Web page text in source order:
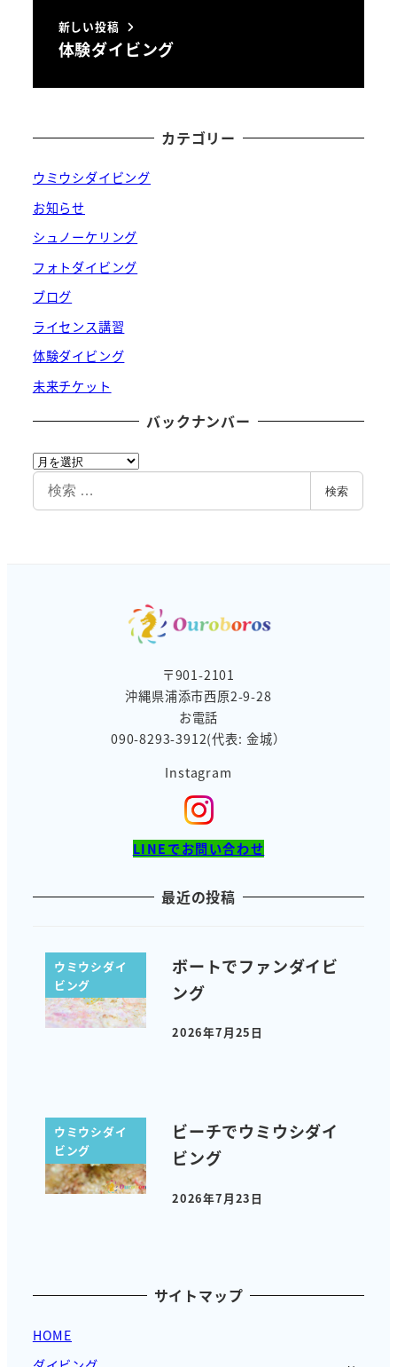
新しい投稿
体験ダイビング
カテゴリー
ウミウシダイビング
お知らせ
シュノーケリング
フォトダイビング
ブログ
ライセンス講習
体験ダイビング
未来チケット
バックナンバー
バ
ク索
検索
〒901-2101
沖縄県浦添市西原2-9-28
お電話
090-8293-3912(代表: 金城）
Instagram
LINEでお問い合わせ
最近の投稿
ウミウシダイ
ビング
ボートでファンダイビ
ング
投稿日
2026年7月25日
ウミウシダイ
ビング
ビーチでウミウシダイ
ビング
投稿日
2026年7月23日
サイトマップ
HOME